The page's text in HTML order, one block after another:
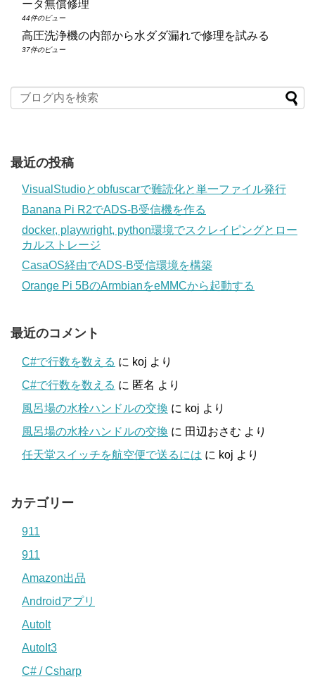
ータ無償修理
44件のビュー
高圧洗浄機の内部から水ダダ漏れで修理を試みる
37件のビュー
最近の投稿
VisualStudioとobfuscarで難読化と単一ファイル発行
Banana Pi R2でADS-B受信機を作る
docker, playwright, python環境でスクレイピングとロー
カルストレージ
CasaOS経由でADS-B受信環境を構築
Orange Pi 5BのArmbianをeMMCから起動する
最近のコメント
C#で行数を数える に koj より
C#で行数を数える に 匿名 より
風呂場の水栓ハンドルの交換 に koj より
風呂場の水栓ハンドルの交換 に 田辺おさむ より
任天堂スイッチを航空便で送るには に koj より
カテゴリー
911
911
Amazon出品
Androidアプリ
AutoIt
AutoIt3
C# / Csharp